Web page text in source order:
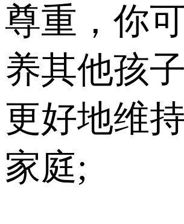
尊重，你
养其他孩
更好地维
家庭;